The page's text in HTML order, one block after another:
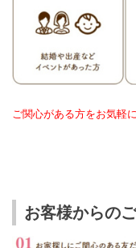
ご関心がある方をお気軽
お客様からの